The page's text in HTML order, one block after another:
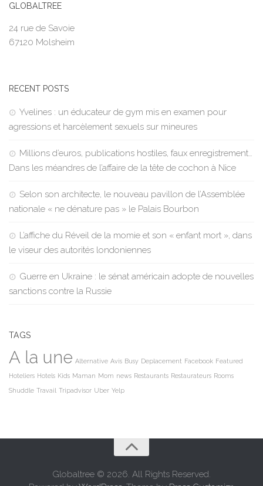
GLOBALTREE
24 rue de Savoie
67120 Molsheim
RECENT POSTS
Yvelines : un éducateur de gym mis en examen pour
agressions et harcèlement sexuels sur mineures
Millions d’euros, publications hostiles, faux enregistrement…
Dans les méandres de l’affaire de la tête de cochon à Nice
Selon son architecte, le nouveau pavillon de l’Assemblée
nationale « ne dénature pas » le Palais Bourbon
L’affiche du Réveil de la momie et son « enfant mort », dans
le viseur des autorités londoniennes
Guerre en Ukraine : le sénat américain adopte de nouvelles
sanctions contre la Russie
TAGS
A la une Alternative Avis Busy Deplacement Facebook Featured
Hoteliers Hotels Kids Maman Mom news Restaurants Restaurateurs Rooms
Shuddle Travail Tripadvisor Uber Yelp
Globaltree © 2026. All Rights Reserved.